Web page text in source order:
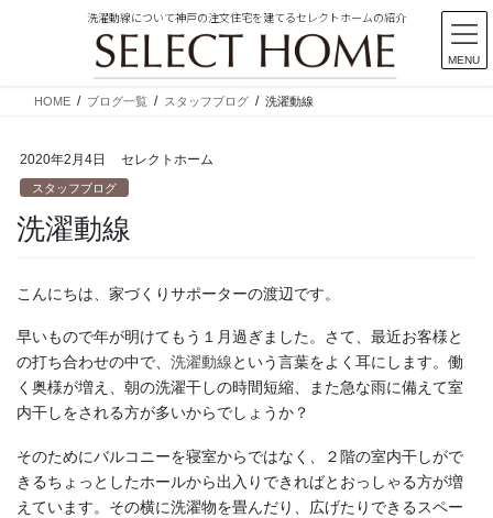
洗濯動線について神戸の注文住宅を建てるセレクトホームの紹介
HOME ブログ一覧 スタッフブログ 洗濯動線
2020年2月4日 セレクトホーム
スタッフブログ
洗濯動線
こんにちは、家づくりサポーターの渡辺です。
早いもので年が明けてもう１月過ぎました。さて、最近お客様と
の打ち合わせの中で、 洗濯動線という言葉をよく耳にします。働
く奥様が増え、朝の洗濯干しの時間短縮、また急な雨に備えて室
内干しをされる方が多いからでしょうか？
そのためにバルコニーを寝室からではなく、２階の室内干しがで
きるちょっとしたホールから出入りできればとおっしゃる方が増
えています。その横に洗濯物を畳んだり、広げたりできるスペー
MENU